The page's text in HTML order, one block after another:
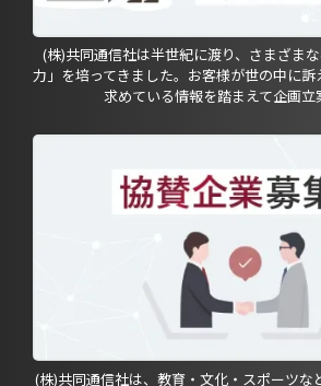
(株)共同通信社は半世紀に渡り、さまざま
力」を培ってきました。お客様が世の中に
求めている情報を踏まえて企画立
(株)共同通信社は、教育・文化・スポーツな